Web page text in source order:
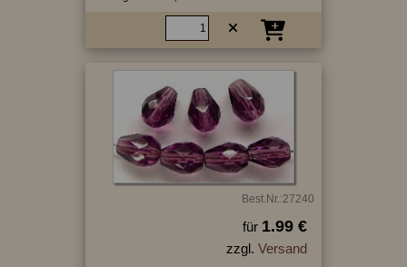
Best.Nr.:27240
für 1.99 €
zzgl. Versand